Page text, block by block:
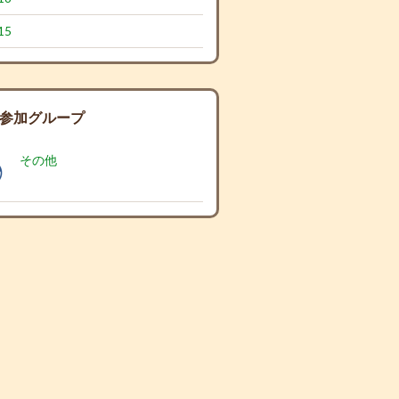
参加グループ
その他